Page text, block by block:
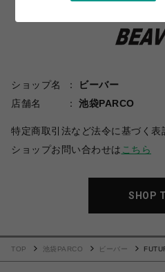
ショップ名
ビーバー
店舗名
池袋PARCO
特定商取引法など法令に基づく表
ショップお問い合わせは こちら
SHOP
TOP 池袋PARCO ビーバー